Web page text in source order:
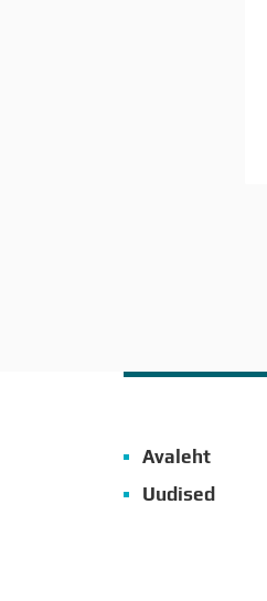
Avaleht
Uudised